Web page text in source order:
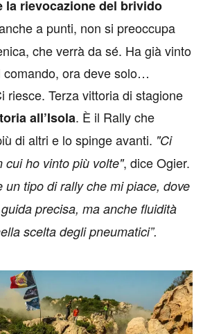
la rievocazione del brivido
a punti, non si preoccupa
che verrà da sé. Ha già vinto
comando, ora deve solo…
riesce. Terza vittoria di stagione
all’Isola. È il Rally che
di altri e lo spinge avanti. "Ci
cui ho vinto più volte", dice Ogier.
un tipo di rally che mi piace, dove
precisa, ma anche fluidità
scelta degli pneumatici”.